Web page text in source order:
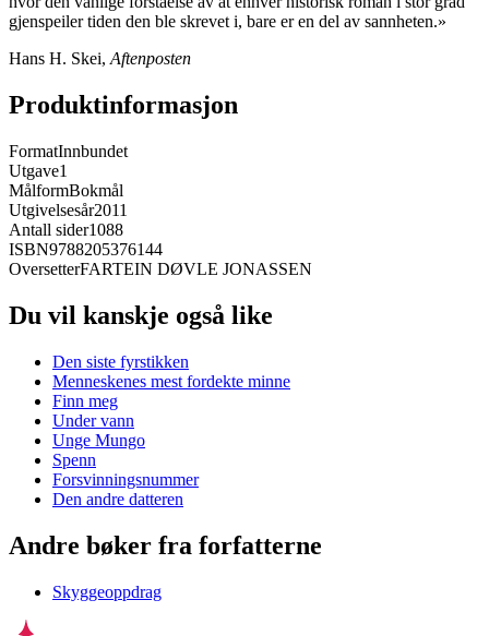
gjenspeiler tiden den ble skrevet i, bare er en del av sannheten.»
Hans H. Skei, Aftenposten
Produktinformasjon
FormatInnbundet
Utgave1
MålformBokmål
Utgivelsesår2011
Antall sider1088
ISBN9788205376144
OversetterFARTEIN DØVLE JONASSEN
Du vil kanskje også like
Den siste fyrstikken
Menneskenes mest fordekte minne
Finn meg
Under vann
Unge Mungo
Spenn
Forsvinningsnummer
Den andre datteren
Andre bøker fra forfatterne
Skyggeoppdrag